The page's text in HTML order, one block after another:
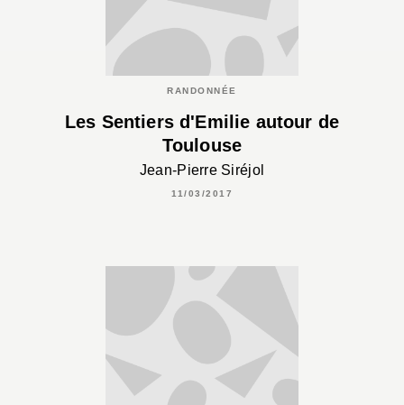
RANDONNÉE
Les Sentiers d'Emilie autour de
Toulouse
Jean-Pierre Siréjol
11/03/2017